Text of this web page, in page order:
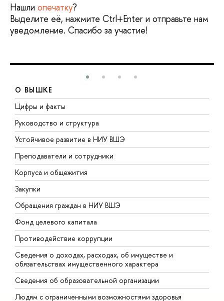
Нашли опечатку?
Выделите её, нажмите Ctrl+Enter и отправьте нам
уведомление. Спасибо за участие!
О ВЫШКЕ
Цифры и факты
Руководство и структура
Устойчивое развитие в НИУ ВШЭ
Преподаватели и сотрудники
Корпуса и общежития
Закупки
Обращения граждан в НИУ ВШЭ
Фонд целевого капитала
Противодействие коррупции
Сведения о доходах, расходах, об имуществе и
обязательствах имущественного характера
Сведения об образовательной организации
Людям с ограниченными возможностями здоровья